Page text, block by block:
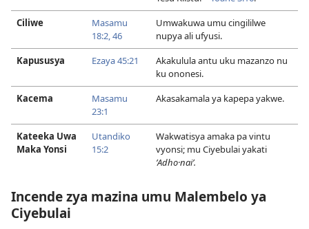
Ciliwe
Masamu
18:2,46
Umwakuwa umu cingililwe
nupya ali ufyusi.
Kapususya
Ezaya 45:21
Akakulula antu uku mazanzo nu
ku ononesi.
Kacema
Masamu
23:1
Akasakamala ya kapepa yakwe.
Kateeka Uwa
Maka Yonsi
Utandiko
15:2
Wakwatisya amaka pa vintu
vyonsi; mu Ciyebulai yakati
ʼAdho·naiʹ.
Incende zya mazina umu Malembelo ya
Ciyebulai